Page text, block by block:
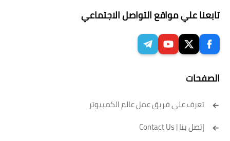
تابعنا علي مواقع التواصل الاجتماعي
الصفحات
تعرف على فريق عمل عالم الكمبيوتر
إتصل بنا | Contact Us